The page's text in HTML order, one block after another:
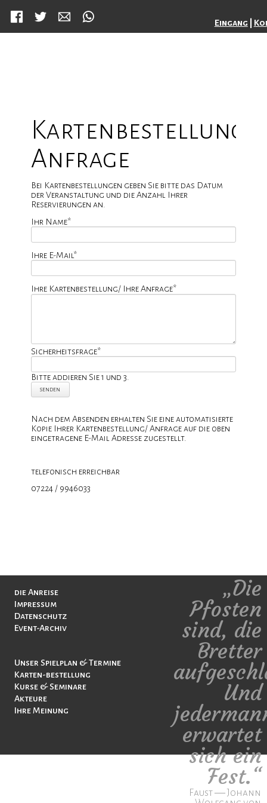
FacebookTwitter Mail
Eingang
Kartenbestellung/
Anfrage
Bei Kartenbestellungen geben Sie bitte das Datum
der Veranstaltung und die Anzahl Ihrer
Reservierungen an.
Pflichtfeld
Ihr Name*
Pflichtfeld
Ihre E-Mail*
Pflichtfeld
Ihre Kartenbestellung/ Ihre Anfrage*
Pflichtfeld
Sicherheitsfrage*
Bitte addieren Sie 1 und 3.
Nach dem Absenden erhalten Sie eine automatisierte
Kopie Ihrer Kartenbestellung/ Anfrage auf die oben
eingetragene E-Mail Adresse zugestellt.
telefonisch erreichbar
07224 / 9946033
„Die
Pfosten
sind, die
Bretter
Und
erwartet
sich ein
Fest.“
Faust ― Johann
Navigation
überspringen
die Anreise
Impressum
Datenschutz
Event-Archiv
Navigation
überspringen
Unser Spielplan & Termine
Karten-bestellung
Kurse & Seminare
Akteure
Ihre Meinung